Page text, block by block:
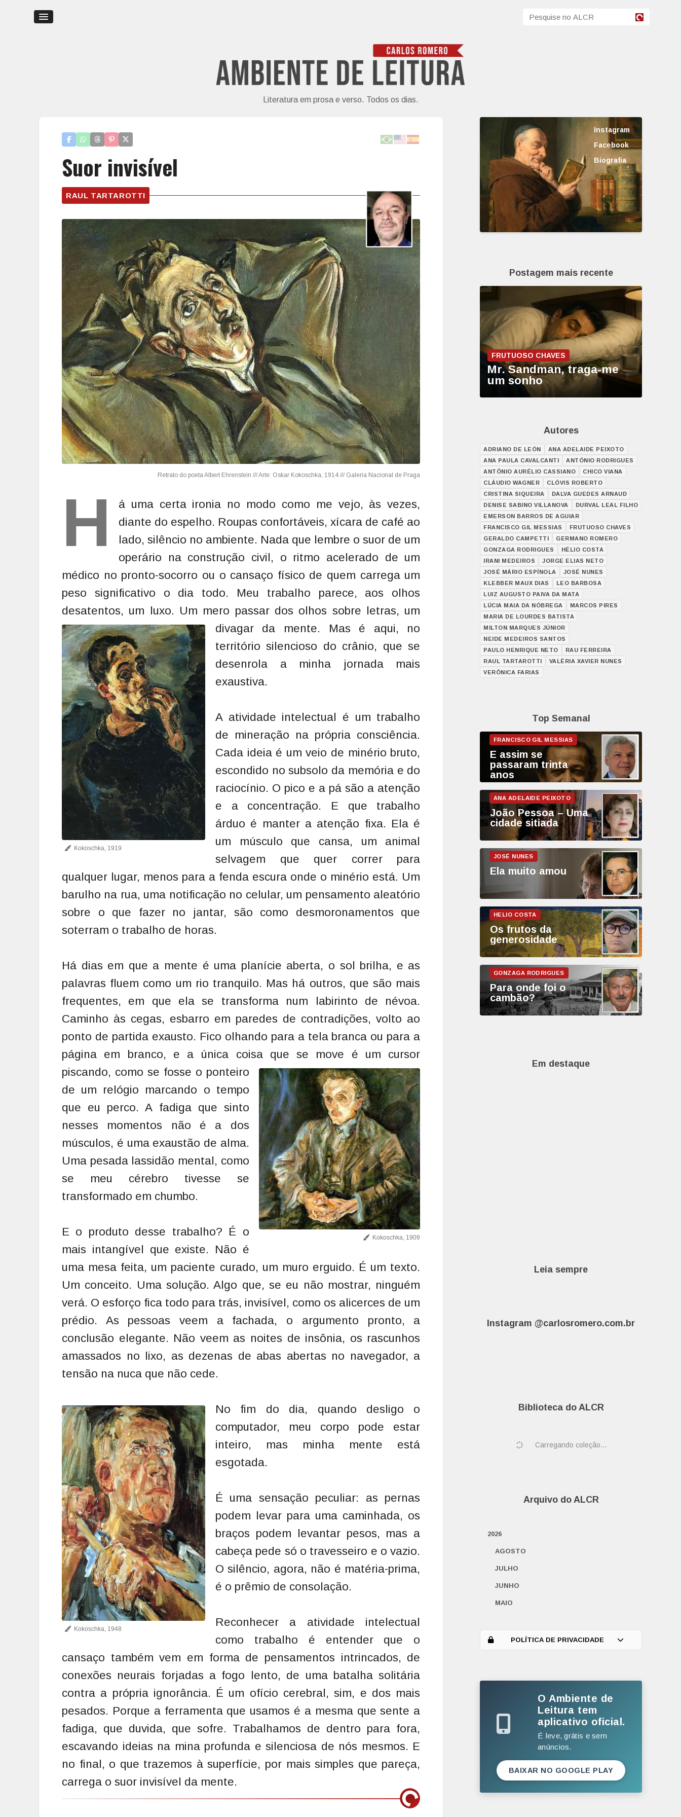
Literatura em prosa e verso. Todos os dias.
Suor invisível
RAUL TARTAROTTI
H
á uma certa ironia no modo como me vejo, às vezes,
diante do espelho. Roupas confortáveis, xícara de café ao
lado, silêncio no ambiente. Nada que lembre o suor de um
operário na construção civil, o ritmo acelerado de um
médico no pronto-socorro ou o cansaço físico de quem carrega um
peso significativo o dia todo. Meu trabalho parece, aos olhos
desatentos, um luxo. Um mero passar dos olhos sobre letras, um
divagar da mente.
Kokoschka, 1919
Mas é aqui, no
território silencioso do crânio, que se
desenrola a minha jornada mais
exaustiva.
A atividade intelectual é um trabalho
de mineração na própria consciência.
Cada ideia é um veio de minério bruto,
escondido no subsolo da memória e do
raciocínio. O pico e a pá são a atenção
e a concentração. E que trabalho
árduo é manter a atenção fixa. Ela é
um músculo que cansa, um animal
selvagem que quer correr para
qualquer lugar, menos para a fenda escura onde o minério está. Um
barulho na rua, uma notificação no celular, um pensamento aleatório
sobre o que fazer no jantar, são como desmoronamentos que
soterram o trabalho de horas.
Há dias em que a mente é uma planície aberta, o sol brilha, e as
palavras fluem como um rio tranquilo. Mas há outros, que são mais
frequentes, em que ela se transforma num labirinto de névoa.
Caminho às cegas, esbarro em paredes de contradições, volto ao
ponto de partida exausto. Fico olhando para a tela branca ou para a
página em branco, e a única coisa que se move é um cursor
piscando,
Kokoschka, 1909
como se fosse o ponteiro
de um relógio marcando o tempo
que eu perco. A fadiga que sinto
nesses momentos não é a dos
músculos, é uma exaustão de alma.
Uma pesada lassidão mental, como
se meu cérebro tivesse se
transformado em chumbo.
E o produto desse trabalho? É o
mais intangível que existe. Não é
uma mesa feita, um paciente curado, um muro erguido. É um texto.
Um conceito. Uma solução. Algo que, se eu não mostrar, ninguém
verá. O esforço fica todo para trás, invisível, como os alicerces de um
prédio. As pessoas veem a fachada, o argumento pronto, a
conclusão elegante. Não veem as noites de insônia, os rascunhos
amassados no lixo, as dezenas de abas abertas no navegador, a
tensão na nuca que não cede.
Kokoschka, 1948
No fim do dia, quando desligo o
computador, meu corpo pode estar
inteiro, mas minha mente está
esgotada.
É uma sensação peculiar: as pernas
podem levar para uma caminhada, os
braços podem levantar pesos, mas a
cabeça pede só o travesseiro e o vazio.
O silêncio, agora, não é matéria-prima,
é o prêmio de consolação.
Reconhecer a atividade intelectual
como trabalho é entender que o
cansaço também vem em forma de pensamentos intrincados, de
conexões neurais forjadas a fogo lento, de uma batalha solitária
contra a própria ignorância. É um ofício cerebral, sim, e dos mais
pesados. Porque a ferramenta que usamos é a mesma que sente a
fadiga, que duvida, que sofre. Trabalhamos de dentro para fora,
escavando ideias na mina profunda e silenciosa de nós mesmos. E
no final, o que trazemos à superfície, por mais simples que pareça,
carrega o suor invisível da mente.
Instagram
Facebook
Biografia
Postagem mais recente
FRUTUOSO CHAVES
Mr. Sandman, traga-me
um sonho
Autores
ADRIANO DE LEÓN
ANA ADELAIDE PEIXOTO
ANA PAULA CAVALCANTI
ANTÓNIO RODRIGUES
ANTÔNIO AURÉLIO CASSIANO
CHICO VIANA
CLÁUDIO WAGNER
CLÓVIS ROBERTO
CRISTINA SIQUEIRA
DALVA GUEDES ARNAUD
DENISE SABINO VILLANOVA
DURVAL LEAL FILHO
EMERSON BARROS DE AGUIAR
FRANCISCO GIL MESSIAS
FRUTUOSO CHAVES
GERALDO CAMPETTI
GERMANO ROMERO
GONZAGA RODRIGUES
HÉLIO COSTA
IRANI MEDEIROS
JORGE ELIAS NETO
JOSÉ MÁRIO ESPÍNOLA
JOSÉ NUNES
KLEBBER MAUX DIAS
LEO BARBOSA
LUIZ AUGUSTO PAIVA DA MATA
LÚCIA MAIA DA NÓBREGA
MARCOS PIRES
MARIA DE LOURDES BATISTA
MILTON MARQUES JÚNIOR
NEIDE MEDEIROS SANTOS
PAULO HENRIQUE NETO
RAU FERREIRA
RAUL TARTAROTTI
VALÉRIA XAVIER NUNES
VERÔNICA FARIAS
Top Semanal
E assim se
passaram trinta
anos
João Pessoa – Uma
cidade sitiada
Ela muito amou
Os frutos da
generosidade
Para onde foi o
cambão?
Em destaque
Leia sempre
Instagram @carlosromero.com.br
Biblioteca do ALCR
Carregando coleção...
Arquivo do ALCR
2026
AGOSTO
JULHO
JUNHO
MAIO
MARÇO
DEZEMBRO
NOVEMBRO
SETEMBRO
POLÍTICA DE PRIVACIDADE
O Ambiente de
Leitura tem
aplicativo oficial.
É leve, grátis e sem
anúncios.
BAIXAR NO GOOGLE PLAY